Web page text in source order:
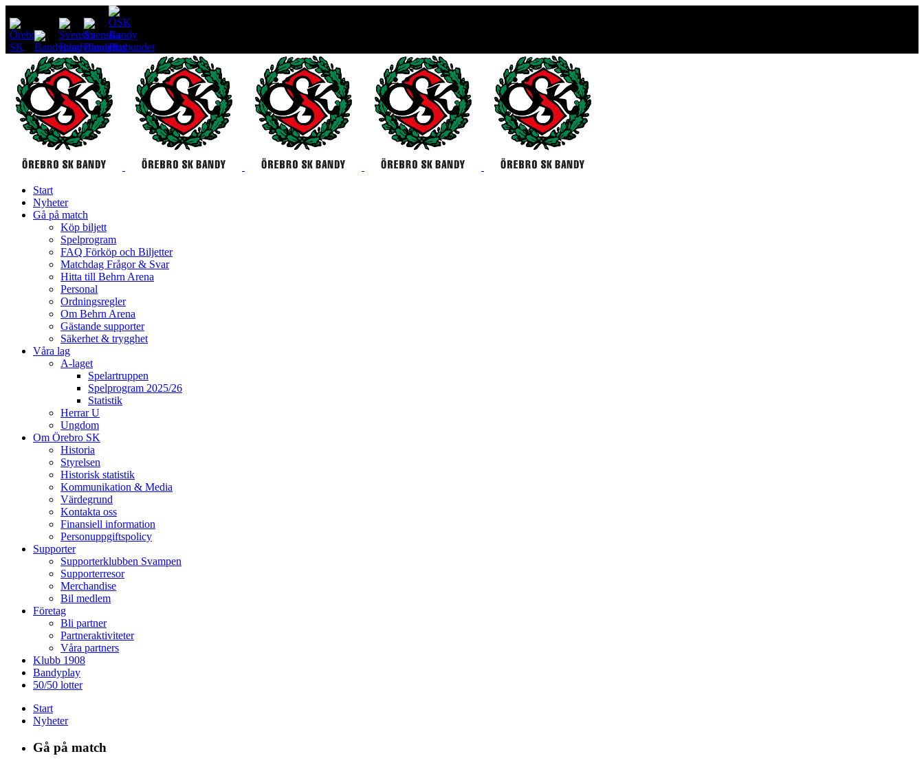
Start
Nyheter
Gå på match
Köp biljett
Spelprogram
FAQ Förköp och Biljetter
Matchdag Frågor & Svar
Hitta till Behrn Arena
Personal
Ordningsregler
Om Behrn Arena
Gästande supporter
Säkerhet & trygghet
Våra lag
A-laget
Spelartruppen
Spelprogram 2025/26
Statistik
Herrar U
Ungdom
Om Örebro SK
Historia
Styrelsen
Historisk statistik
Kommunikation & Media
Värdegrund
Kontakta oss
Finansiell information
Personuppgiftspolicy
Supporter
Supporterklubben Svampen
Supporterresor
Merchandise
Bil medlem
Företag
Bli partner
Partneraktiviteter
Våra partners
Klubb 1908
Bandyplay
50/50 lotter
Start
Nyheter
Gå på match